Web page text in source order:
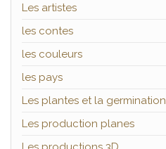
Les artistes
les contes
les couleurs
les pays
Les plantes et la germination
Les production planes